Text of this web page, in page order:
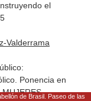
el
Valderrama
Ponencia en
de Brasil. Paseo de las